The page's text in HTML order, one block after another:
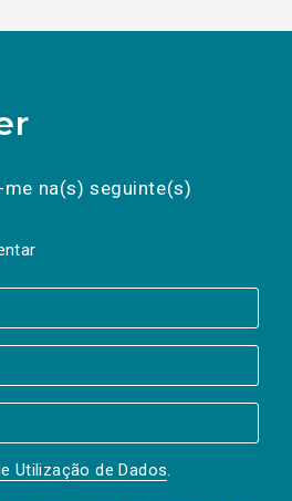
na(s) seguinte(s)
Utilização de Dados.